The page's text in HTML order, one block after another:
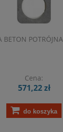
POTRÓJNA
Cena:
571,22 zł
do koszyka